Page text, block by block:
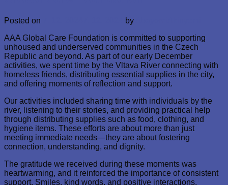
Posted on by
AAA Global Care Foundation is committed to supporting
unhoused and underserved communities in the Czech
Republic and beyond. As part of our early December
activities, we spent time by the Vltava River connecting with
homeless friends, distributing essential supplies in the city,
and offering moments of reflection and support.
Our activities included sharing time with individuals by the
river, listening to their stories, and providing practical help
through distributing supplies such as food, clothing, and
hygiene items. These efforts are about more than just
meeting immediate needs—they are about fostering
connection, understanding, and dignity.
The gratitude we received during these moments was
heartwarming, and it reinforced the importance of consistent
support. Smiles, kind words, and positive interactions,